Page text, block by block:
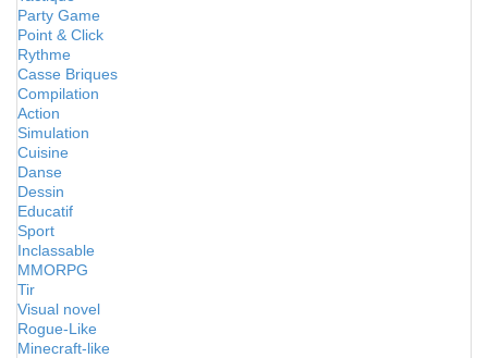
Party Game
Point & Click
Rythme
Casse Briques
Compilation
Action
Simulation
Cuisine
Danse
Dessin
Educatif
Sport
Inclassable
MMORPG
Tir
Visual novel
Rogue-Like
Minecraft-like